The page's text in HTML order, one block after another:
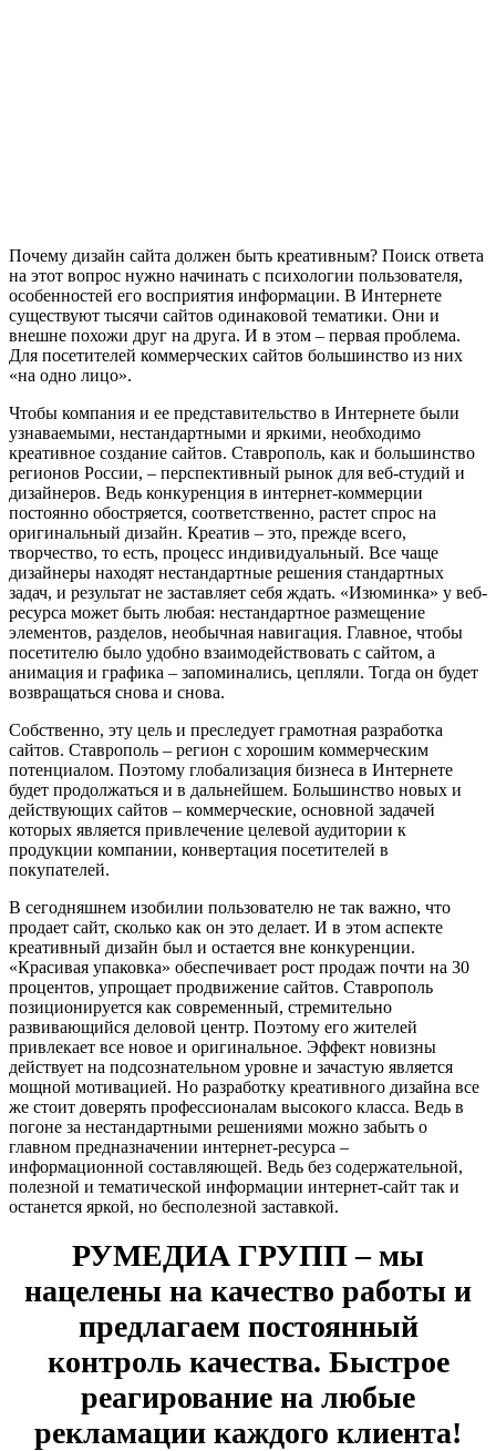
Почему дизайн сайта должен быть креативным? Поиск ответа
на этот вопрос нужно начинать с психологии пользователя,
особенностей его восприятия информации. В Интернете
существуют тысячи сайтов одинаковой тематики. Они и
внешне похожи друг на друга. И в этом – первая проблема.
Для посетителей коммерческих сайтов большинство из них
«на одно лицо».
Чтобы компания и ее представительство в Интернете были
узнаваемыми, нестандартными и яркими, необходимо
креативное создание сайтов. Ставрополь, как и большинство
регионов России, – перспективный рынок для веб-студий и
дизайнеров. Ведь конкуренция в интернет-коммерции
постоянно обостряется, соответственно, растет спрос на
оригинальный дизайн. Креатив – это, прежде всего,
творчество, то есть, процесс индивидуальный. Все чаще
дизайнеры находят нестандартные решения стандартных
задач, и результат не заставляет себя ждать. «Изюминка» у веб-
ресурса может быть любая: нестандартное размещение
элементов, разделов, необычная навигация. Главное, чтобы
посетителю было удобно взаимодействовать с сайтом, а
анимация и графика – запоминались, цепляли. Тогда он будет
возвращаться снова и снова.
Собственно, эту цель и преследует грамотная разработка
сайтов. Ставрополь – регион с хорошим коммерческим
потенциалом. Поэтому глобализация бизнеса в Интернете
будет продолжаться и в дальнейшем. Большинство новых и
действующих сайтов – коммерческие, основной задачей
которых является привлечение целевой аудитории к
продукции компании, конвертация посетителей в
покупателей.
В сегодняшнем изобилии пользователю не так важно, что
продает сайт, сколько как он это делает. И в этом аспекте
креативный дизайн был и остается вне конкуренции.
«Красивая упаковка» обеспечивает рост продаж почти на 30
процентов, упрощает продвижение сайтов. Ставрополь
позиционируется как современный, стремительно
развивающийся деловой центр. Поэтому его жителей
привлекает все новое и оригинальное. Эффект новизны
действует на подсознательном уровне и зачастую является
мощной мотивацией. Но разработку креативного дизайна все
же стоит доверять профессионалам высокого класса. Ведь в
погоне за нестандартными решениями можно забыть о
главном предназначении интернет-ресурса –
информационной составляющей. Ведь без содержательной,
полезной и тематической информации интернет-сайт так и
останется яркой, но бесполезной заставкой.
РУМЕДИА ГРУПП – мы
нацелены на качество работы и
предлагаем постоянный
контроль качества. Быстрое
реагирование на любые
рекламации каждого клиента!